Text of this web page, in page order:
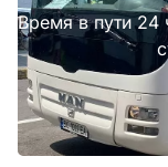
Время в пути 24